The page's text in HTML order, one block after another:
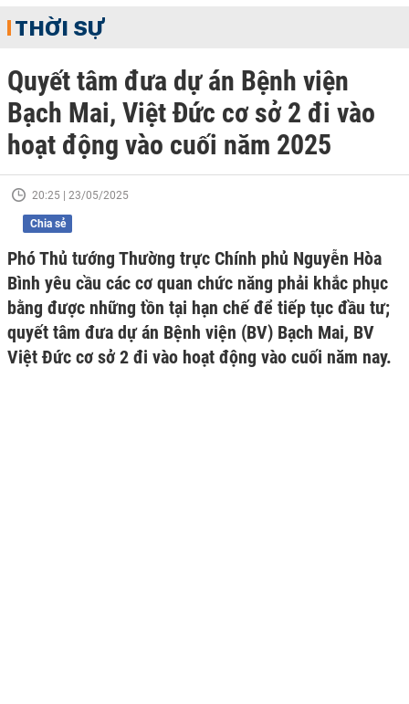
THỜI SỰ
Quyết tâm đưa dự án Bệnh viện
Bạch Mai, Việt Đức cơ sở 2 đi vào
hoạt động vào cuối năm 2025
20:25 | 23/05/2025
Chia sẻ
Phó Thủ tướng Thường trực Chính phủ Nguyễn Hòa
Bình yêu cầu các cơ quan chức năng phải khắc phục
bằng được những tồn tại hạn chế để tiếp tục đầu tư;
quyết tâm đưa dự án Bệnh viện (BV) Bạch Mai, BV
Việt Đức cơ sở 2 đi vào hoạt động vào cuối năm nay.